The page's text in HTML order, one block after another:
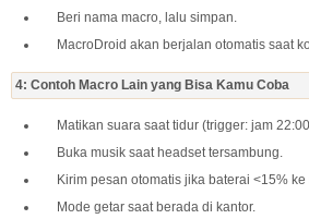
Beri nama macro, lalu simpan.
MacroDroid akan berjalan otomatis saat
4: Contoh Macro Lain yang Bisa Kamu Coba
Matikan suara saat tidur (trigger: jam
Buka musik saat headset tersambung.
Kirim pesan otomatis jika baterai <15%
Mode getar saat berada di kantor.